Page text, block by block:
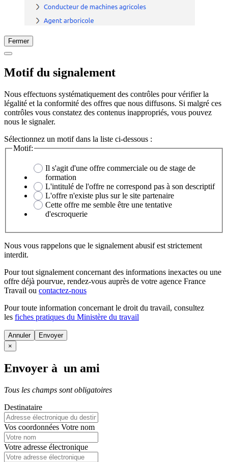
Fermer
Motif du signalement
Nous effectuons systématiquement des contrôles pour vérifier la
légalité et la conformité des offres que nous diffusons. Si malgré ces
contrôles vous constatez des contenus inappropriés, vous pouvez
nous le signaler.
Sélectionnez un motif dans la liste ci-dessous :
Motif:
Il s'agit d'une offre commerciale ou de stage de
formation
L'intitulé de l'offre ne correspond pas à son descriptif
L'offre n'existe plus sur le site partenaire
Cette offre me semble être une tentative
d'escroquerie
Nous vous rappelons que le signalement abusif est strictement
interdit.
Pour tout signalement concernant des informations inexactes ou une
offre déjà pourvue, rendez-vous auprès de votre agence France
Travail ou contactez-nous
Pour toute information concernant le droit du travail, consultez
les fiches pratiques du Ministère du travail
Annuler
×
Envoyer à un ami
Tous les champs sont obligatoires
Destinataire
Vos coordonnées Votre nom
Votre adresse électronique